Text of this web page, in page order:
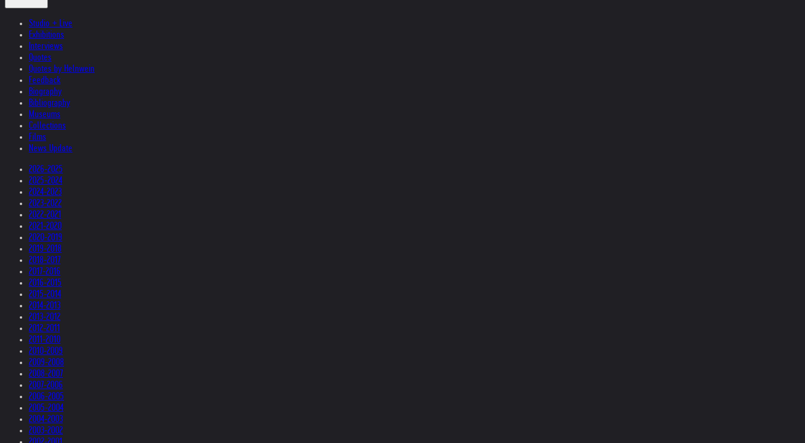
Studio + Live
Exhibitions
Interviews
Quotes
Quotes by Helnwein
Feedback
Biography
Bibliography
Museums
Collections
Films
News Update
2026-2025
2025-2024
2024-2023
2023-2022
2022-2021
2021-2020
2020-2019
2019-2018
2018-2017
2017-2016
2016-2015
2015-2014
2014-2013
2013-2012
2012-2011
2011-2010
2010-2009
2009-2008
2008-2007
2007-2006
2006-2005
2005-2004
2004-2003
2003-2002